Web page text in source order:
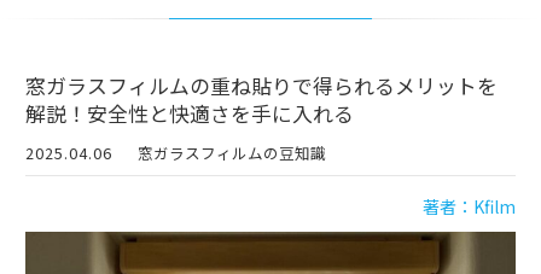
窓ガラスフィルムの重ね貼りで得られるメリットを
解説！安全性と快適さを手に入れる
2025.04.06 窓ガラスフィルムの豆知識
著者：Kfilm